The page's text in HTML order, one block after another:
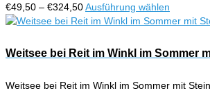
auf
der
gewählt
€49,50 – €324,50Preisspanne:
€49,50
€324,50
Ausführung wählen
Produkt
Varianten
Die
Weitsee bei Reit im Winkl im Sommer
Weitsee bei Reit im Winkl im Sommer mit